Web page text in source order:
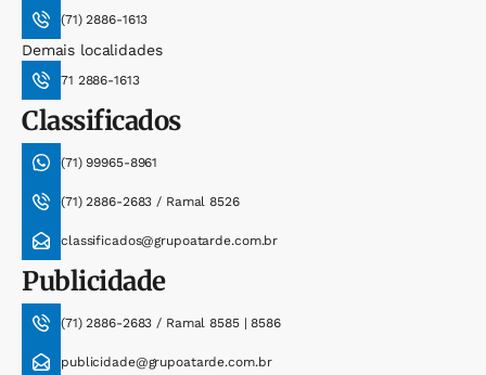
(71) 2886-1613
Demais localidades
71 2886-1613
Classificados
(71) 99965-8961
(71) 2886-2683 / Ramal 8526
classificados@grupoatarde.com.br
Publicidade
(71) 2886-2683 / Ramal 8585 | 8586
publicidade@grupoatarde.com.br